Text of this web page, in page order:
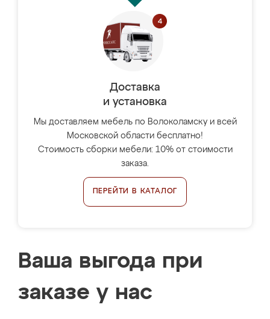
Доставка
и установка
Мы доставляем мебель по Волоколамску и всей
Московской области бесплатно!
Стоимость сборки мебели: 10% от стоимости
заказа.
ПЕРЕЙТИ В КАТАЛОГ
Ваша выгода при
заказе у нас